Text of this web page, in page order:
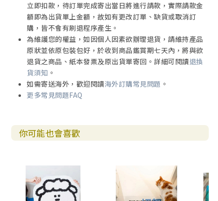
立即扣款，待訂單完成寄出當日將進行請款，實際請款金
額即為出貨單上金額，故如有更改訂單、缺貨或取消訂
購，皆不會有刷退程序產生。
為維護您的權益，如因個人因素欲辦理退貨，請維持產品
原狀並依原包裝包好，於收到商品鑑賞期七天內，將與欲
退貨之商品、紙本發票及原出貨單寄回。詳細可閱讀退換
貨須知 。
如需寄送海外，歡迎閱讀海外訂購常見問題 。
更多常見問題FAQ
你可能也會喜歡